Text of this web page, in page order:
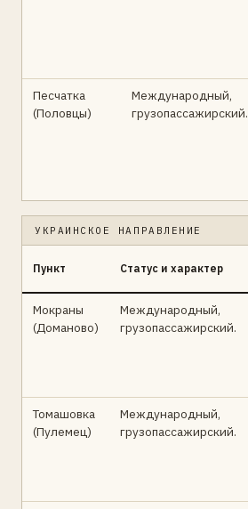
Песчатка
(Половцы)
Международный,
грузопассажирский.
УКРАИНСКОЕ НАПРАВЛЕНИЕ
Пункт Статус и характер
Мокраны
(Доманово)
Международный,
грузопассажирский.
Томашовка
(Пулемец)
Международный,
грузопассажирский.